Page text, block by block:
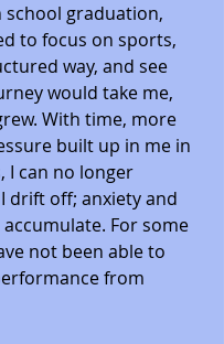
school graduation,
to focus on sports,
way, and see
would take me,
With time, more
built up in me in
I can no longer
drift off; anxiety and
For some
not been able to
from